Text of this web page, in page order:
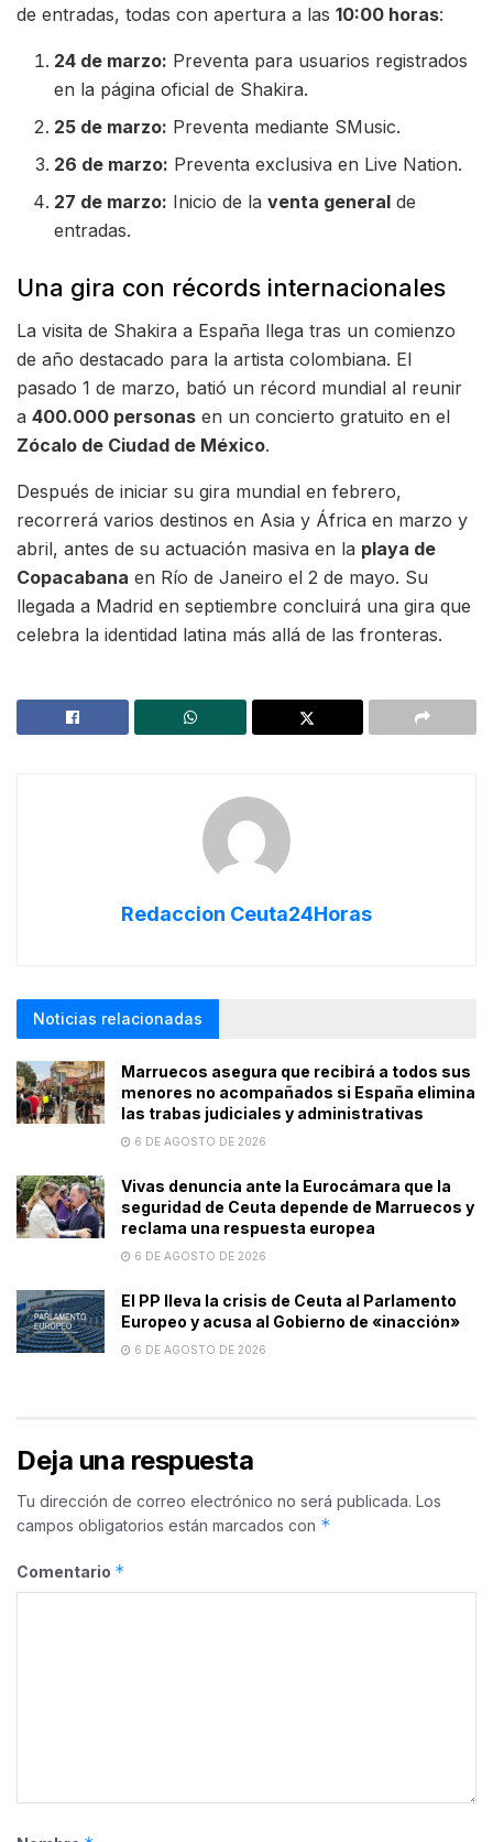
de entradas, todas con apertura a las 10:00 horas:
24 de marzo: Preventa para usuarios registrados
en la página oficial de Shakira.
25 de marzo: Preventa mediante SMusic.
26 de marzo: Preventa exclusiva en Live Nation.
27 de marzo: Inicio de laventa general de
entradas.
Una gira con récords internacionales
La visita de Shakira a España llega tras un comienzo
de año destacado para la artista colombiana. El
pasado 1 de marzo, batió un récord mundial al reunir
a 400.000 personas en un concierto gratuito en el
Zócalo de Ciudad de México.
Después de iniciar su gira mundial en febrero,
recorrerá varios destinos en Asia y África en marzo y
abril, antes de su actuación masiva en la playa de
Copacabana en Río de Janeiro el 2 de mayo. Su
llegada a Madrid en septiembre concluirá una gira que
celebra la identidad latina más allá de las fronteras.
Redaccion Ceuta24Horas
Noticias relacionadas
Marruecos asegura que recibirá a todos sus
menores no acompañados si España elimina
las trabas judiciales y administrativas
6 DE AGOSTO DE 2026
Vivas denuncia ante la Eurocámara que la
seguridad de Ceuta depende de Marruecos y
reclama una respuesta europea
6 DE AGOSTO DE 2026
El PP lleva la crisis de Ceuta al Parlamento
Europeo y acusa al Gobierno de «inacción»
6 DE AGOSTO DE 2026
Deja una respuesta
Tu dirección de correo electrónico no será publicada. Los
campos obligatorios están marcados con *
Comentario *